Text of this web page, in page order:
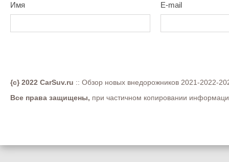
Имя E-mail
{c} 2022 CarSuv.ru :: Обзор новых внедорожников 2021-2022-
Все права защищены, при частичном копировании